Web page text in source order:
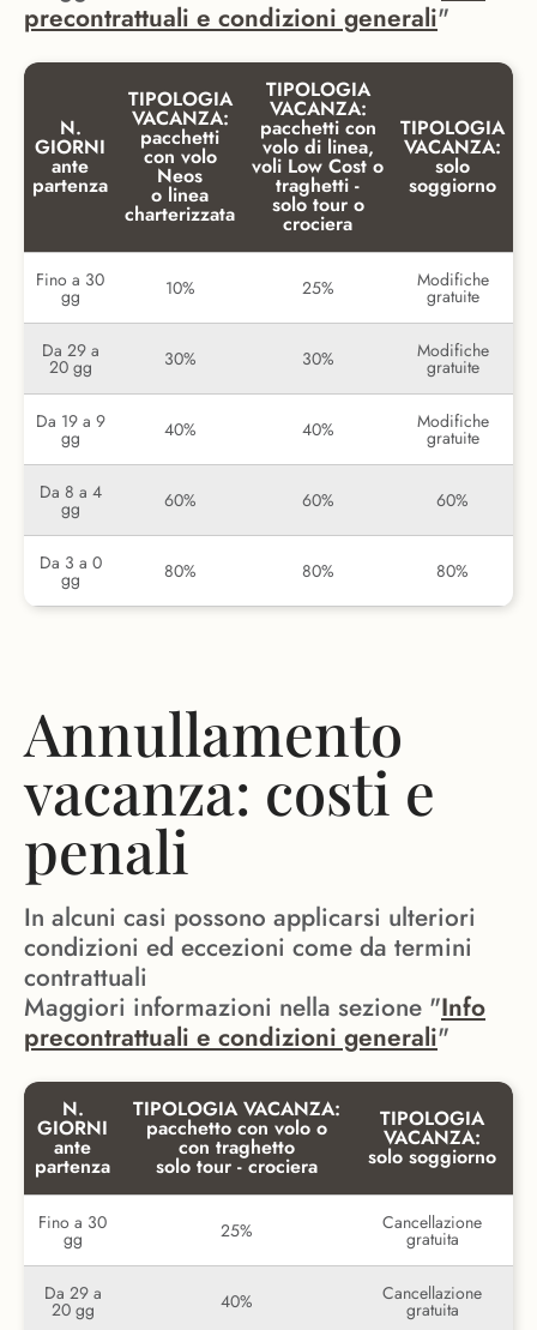
precontrattuali e condizioni generali"
N.
GIORNI
ante
partenza
TIPOLOGIA
VACANZA:
pacchetti
con volo
Neos
o linea
charterizzata
TIPOLOGIA
VACANZA:
pacchetti con
volo di linea,
voli Low Cost o
traghetti -
solo tour o
crociera
TIPOLOGIA
VACANZA:
solo
soggiorno
Fino a 30
gg 10% 25% Modifiche
gratuite
Da 29 a
20 gg 30% 30% Modifiche
gratuite
Da 19 a 9
gg 40% 40% Modifiche
gratuite
Da 8 a 4
gg 60% 60% 60%
Da 3 a 0
gg 80% 80% 80%
Annullamento
vacanza: costi e
penali
In alcuni casi possono applicarsi ulteriori
condizioni ed eccezioni come da termini
contrattuali
Maggiori informazioni nella sezione "Info
precontrattuali e condizioni generali"
N.
GIORNI
ante
partenza
TIPOLOGIA VACANZA:
pacchetto con volo o
con traghetto
solo tour - crociera
TIPOLOGIA
VACANZA:
solo soggiorno
Fino a 30
gg 25% Cancellazione
gratuita
Da 29 a
20 gg 40% Cancellazione
gratuita